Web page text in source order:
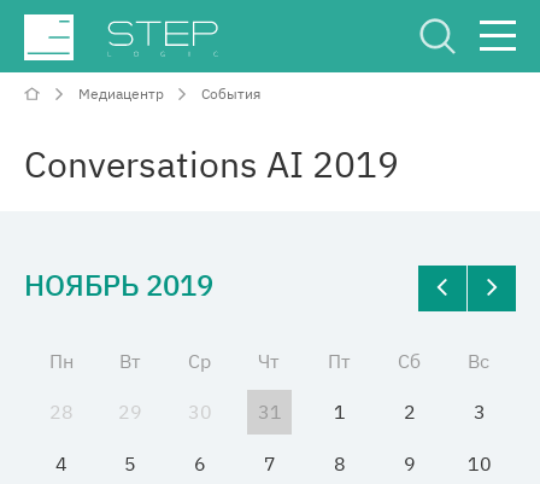
Медиацентр События
Conversations AI 2019
НОЯБРЬ 2019
Пн Вт Ср Чт Пт Сб Вс
28 29 30 31 1 2 3
4 5 6 7 8 9 10
Компетенции и услуги
Отрасли